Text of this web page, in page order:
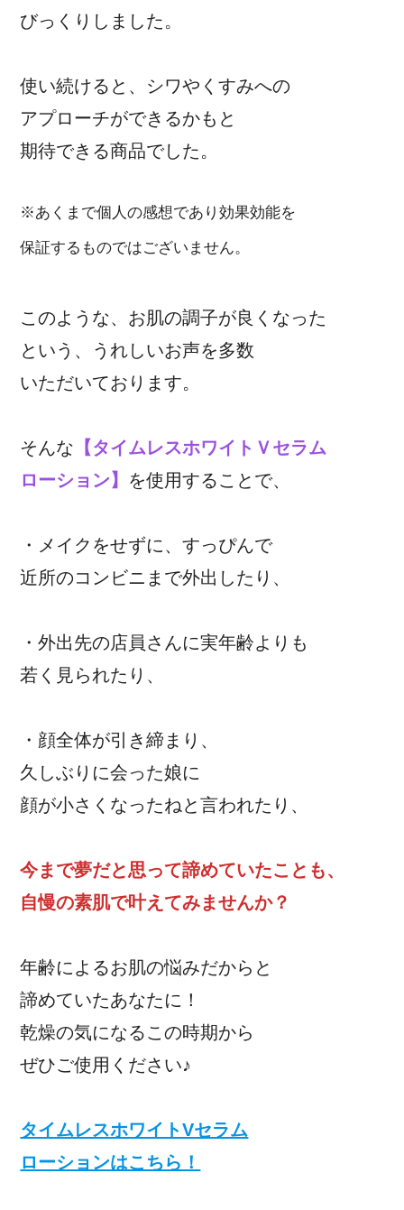
びっくりしました。
使い続けると、シワやくすみへの
アプローチができるかもと
期待できる商品でした。
※あくまで個人の感想であり効果効能を
保証するものではございません。
このような、お肌の調子が良くなった
という、うれしいお声を多数
いただいております。
そんな 【タイムレスホワイトＶセラム
ローション】 を使用することで、
・メイクをせずに、すっぴんで
近所のコンビニまで外出したり、
・外出先の店員さんに実年齢よりも
若く見られたり、
・顔全体が引き締まり、
久しぶりに会った娘に
顔が小さくなったねと言われたり、
今まで夢だと思って諦めていたことも、
自慢の素肌で叶えてみませんか？
年齢によるお肌の悩みだからと
諦めていたあなたに！
乾燥の気になるこの時期から
ぜひご使用ください♪
タイムレスホワイトVセラム
ローションはこちら！